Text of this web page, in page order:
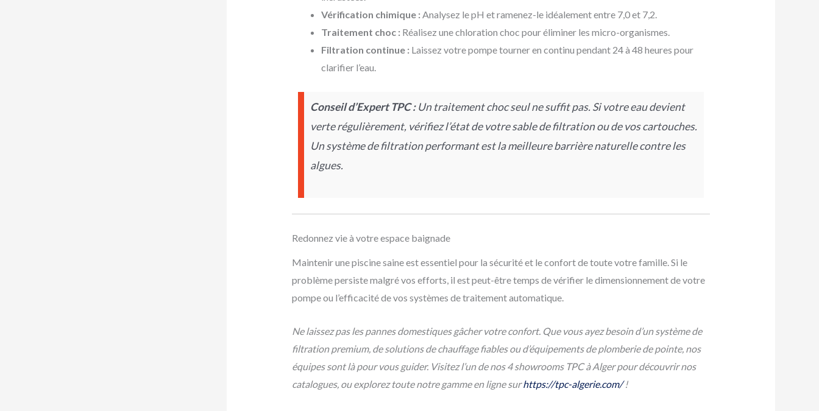
Vérification chimique : Analysez le pH et ramenez-le idéalement entre 7,0 et 7,2.
Traitement choc : Réalisez une chloration choc pour éliminer les micro-organismes.
Filtration continue : Laissez votre pompe tourner en continu pendant 24 à 48 heures pour
clarifier l’eau.
Conseil d’Expert TPC :Un traitement choc seul ne suffit pas. Si votre eau devient
verte régulièrement, vérifiez l’état de votre sable de filtration ou de vos cartouches.
Un système de filtration performant est la meilleure barrière naturelle contre les
algues.
Redonnez vie à votre espace baignade
Maintenir une piscine saine est essentiel pour la sécurité et le confort de toute votre famille. Si le
problème persiste malgré vos efforts, il est peut-être temps de vérifier le dimensionnement de votre
pompe ou l’efficacité de vos systèmes de traitement automatique.
Ne laissez pas les pannes domestiques gâcher votre confort. Que vous ayez besoin d’un système de
filtration premium, de solutions de chauffage fiables ou d’équipements de plomberie de pointe, nos
équipes sont là pour vous guider. Visitez l’un de nos 4 showrooms TPC à Alger pour découvrir nos
catalogues, ou explorez toute notre gamme en ligne surhttps://tpc-algerie.com/!